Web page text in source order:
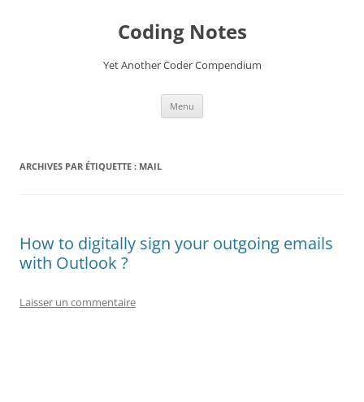
Coding Notes
Yet Another Coder Compendium
Menu
ARCHIVES PAR ÉTIQUETTE : MAIL
How to digitally sign your outgoing emails
with Outlook ?
Laisser un commentaire